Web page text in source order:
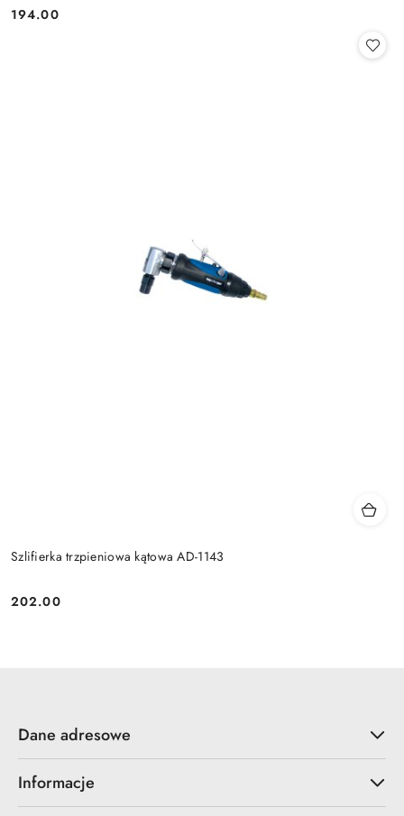
Cena:
194.00
Szlifierka trzpieniowa kątowa AD-1143
Cena:
202.00
Dane adresowe
Informacje